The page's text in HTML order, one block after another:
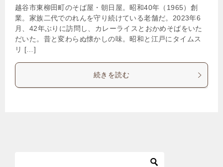
越谷市東柳田町のそば屋・朝日屋。昭和40年（1965）創
業。家族二代でのれんを守り続けている老舗だ。2023年6
月、42年ぶりに訪問し、カレーライスとおかめそばをいた
だいた。昔と変わらぬ懐かしの味。昭和と江戸にタイムス
リ […]
続きを読む